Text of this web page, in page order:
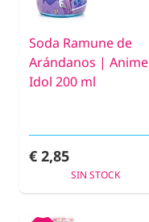
Soda Ramune de
Arándanos | Anime
Idol 200 ml
€ 2,85
SIN STOCK